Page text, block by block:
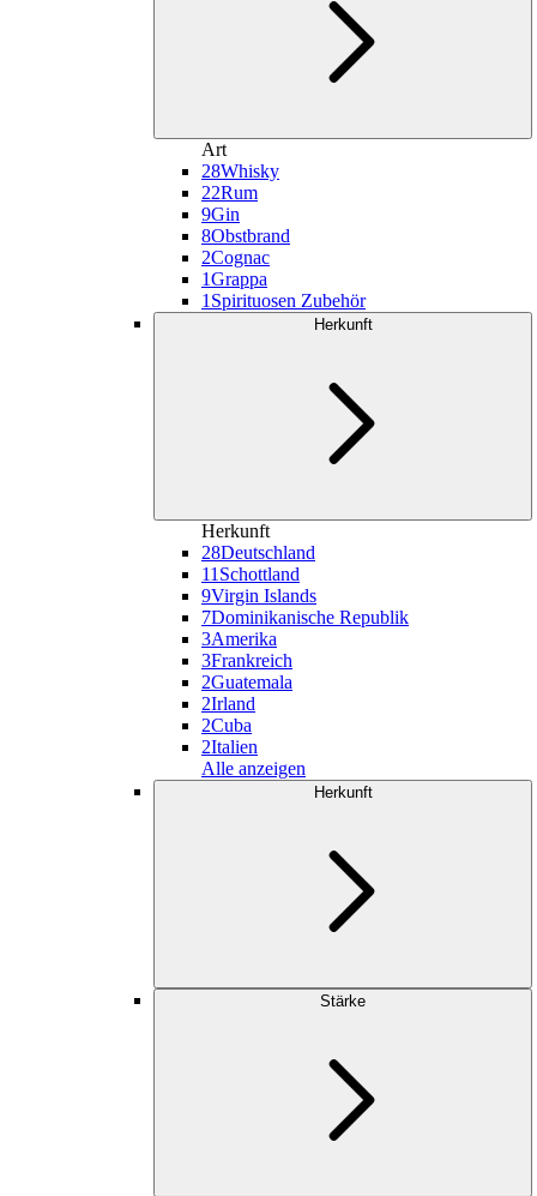
Art
28Whisky
22Rum
9Gin
8Obstbrand
2Cognac
1Grappa
1 Spirituosen Zubehör
Herkunft
Herkunft
28Deutschland
11 Schottland
9Virgin Islands
7Dominikanische Republik
3Amerika
3Frankreich
2Guatemala
2Irland
2Cuba
2Italien
Alle anzeigen
Herkunft
Stärke